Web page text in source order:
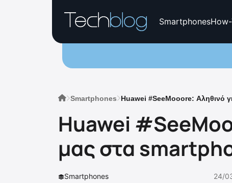
Smartphones
Smartphones Huawei #SeeMooore: Αληθινό
Huawei
μας στα
Smartphones 24/